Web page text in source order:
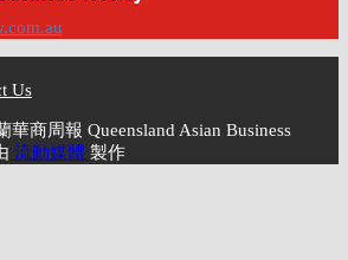
Us
商周報 Queensland Asian Business
流動媒體 製作